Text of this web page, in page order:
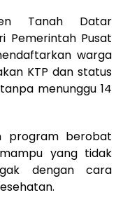
Tanah Datar
Pemerintah Pusat
warga
KTP dan status
menunggu 14
program berobat
yang tidak
dengan cara